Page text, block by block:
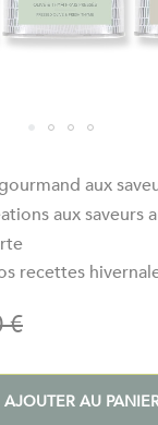
aux
aux saveurs
recettes
€
AJOUTER AU